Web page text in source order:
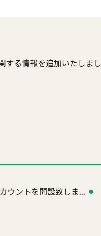
する情報を追加いたしまし
ウントを開設致しま...